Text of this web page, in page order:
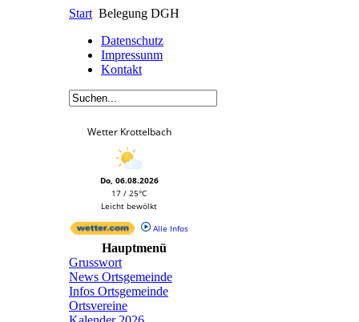
Start Belegung DGH
Datenschutz
Impressunm
Kontakt
Wetter Krottelbach
Do, 06.08.2026
17 / 25°C
Leicht bewölkt
Alle Infos
Hauptmenü
Grusswort
News Ortsgemeinde
Infos Ortsgemeinde
Ortsvereine